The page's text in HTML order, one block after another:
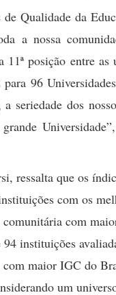
Qualidade da
a nossa
posição entre
96
seriedade dos
ressalta que os
com os
com
instituições
maior IGC do
um